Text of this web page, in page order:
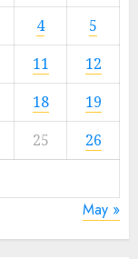
4
5
11
12
18
19
25
26
May »